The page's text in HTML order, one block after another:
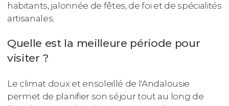
habitants, jalonnée de fêtes, de foi et de spécialités
artisanales.
Quelle est la meilleure période pour
visiter ?
Le climat doux et ensoleillé de l'Andalousie
permet de planifier son séjour tout au long de